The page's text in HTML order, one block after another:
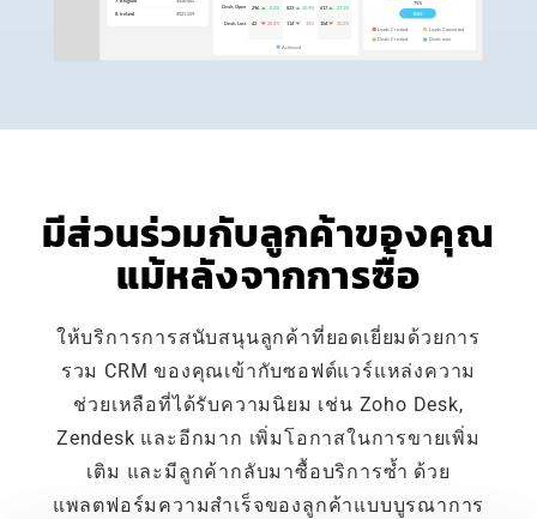
มีส่วนร่วมกับลูกค้าของคุณ
แม้หลังจากการซื้อ
ให้บริการการสนับสนุนลูกค้าที่ยอดเยี่ยมด้วยการ
รวม CRM ของคุณเข้ากับซอฟต์แวร์แหล่งความ
ช่วยเหลือที่ได้รับความนิยม เช่น Zoho Desk,
Zendesk และอีกมาก เพิ่มโอกาสในการขายเพิ่ม
เติม และมีลูกค้ากลับมาซื้อบริการซ้ำ ด้วย
แพลตฟอร์มความสำเร็จของลูกค้าแบบบูรณาการ